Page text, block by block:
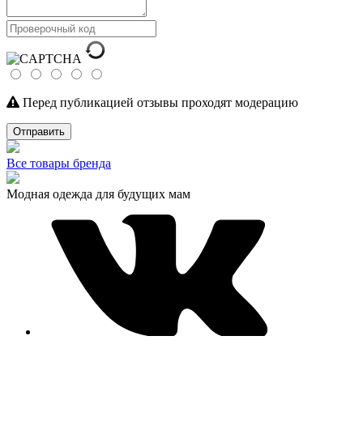
Перед публикацией отзывы проходят модерацию
Отправить
Все товары бренда
Модная одежда для будущих мам